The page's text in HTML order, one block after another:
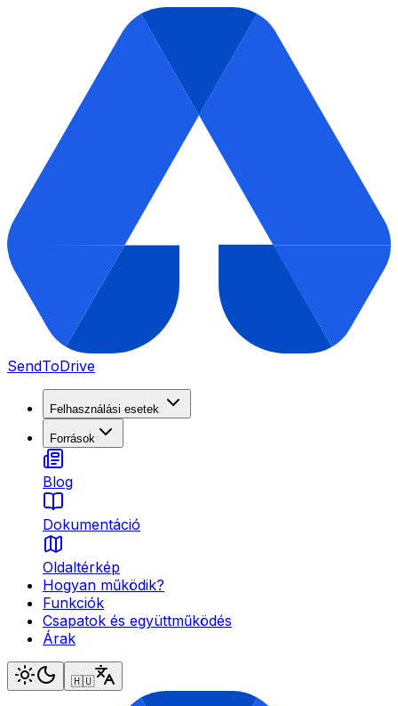
SendToDrive
Felhasználási esetek
Források
Blog
Dokumentáció
Oldaltérkép
Hogyan működik?
Funkciók
Csapatok és együttműködés
Árak
🇭🇺